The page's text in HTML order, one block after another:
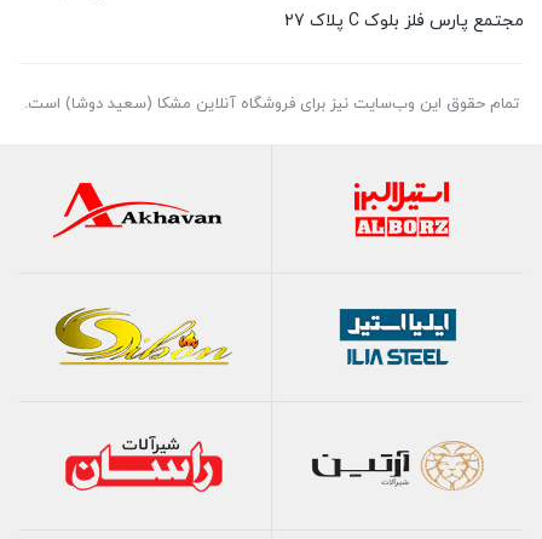
مجتمع پارس فلز بلوک C پلاک 27
تمام حقوق اين وب‌سايت نیز برای فروشگاه آنلاین مشکا (سعید دوشا) است.